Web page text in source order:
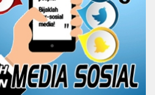
REDAKSI
DISCLAIMER
SIBER
KODE ETIK
SULUT #BeritaTanpaBatas